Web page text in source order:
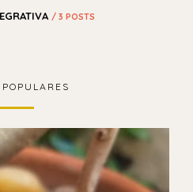
/ 3 POSTS